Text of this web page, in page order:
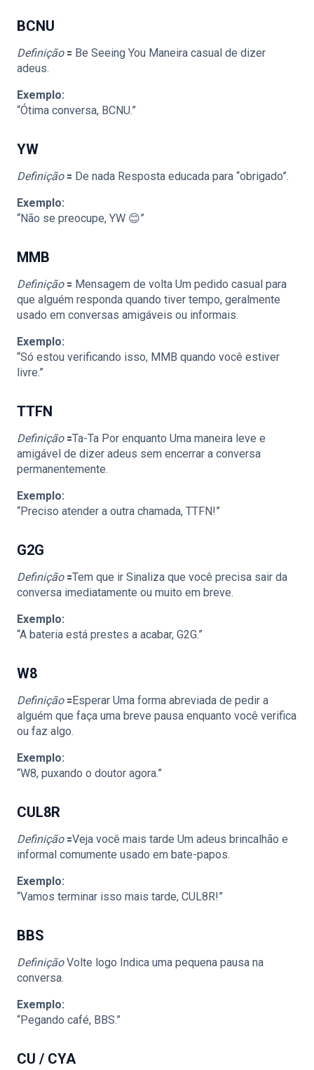
BCNU
Definição🟰 Be Seeing You Maneira casual de dizer
adeus.
Exemplo:
“Ótima conversa, BCNU.”
YW
Definição🟰 De nada Resposta educada para “obrigado”.
Exemplo:
“Não se preocupe, YW 😊”
MMB
Definição🟰 Mensagem de volta Um pedido casual para
que alguém responda quando tiver tempo, geralmente
usado em conversas amigáveis ou informais.
Exemplo:
“Só estou verificando isso, MMB quando você estiver
livre.”
TTFN
Definição🟰Ta-Ta Por enquanto Uma maneira leve e
amigável de dizer adeus sem encerrar a conversa
permanentemente.
Exemplo:
“Preciso atender a outra chamada, TTFN!”
G2G
Definição🟰Tem que ir Sinaliza que você precisa sair da
conversa imediatamente ou muito em breve.
Exemplo:
“A bateria está prestes a acabar, G2G.”
W8
Definição🟰Esperar Uma forma abreviada de pedir a
alguém que faça uma breve pausa enquanto você verifica
ou faz algo.
Exemplo:
“W8, puxando o doutor agora.”
CUL8R
Definição🟰Veja você mais tarde Um adeus brincalhão e
informal comumente usado em bate-papos.
Exemplo:
“Vamos terminar isso mais tarde, CUL8R!”
BBS
DefiniçãoVolte logo Indica uma pequena pausa na
conversa.
Exemplo:
“Pegando café, BBS.”
CU / CYA